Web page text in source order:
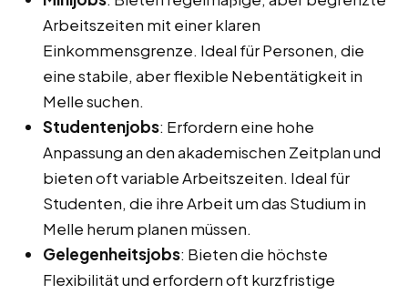
Arbeitszeiten mit einer klaren
Einkommensgrenze. Ideal für Personen, die
eine stabile, aber flexible Nebentätigkeit in
Melle suchen.
Studentenjobs: Erfordern eine hohe
Anpassung an den akademischen Zeitplan und
bieten oft variable Arbeitszeiten. Ideal für
Studenten, die ihre Arbeit um das Studium in
Melle herum planen müssen.
Gelegenheitsjobs: Bieten die höchste
Flexibilität und erfordern oft kurzfristige